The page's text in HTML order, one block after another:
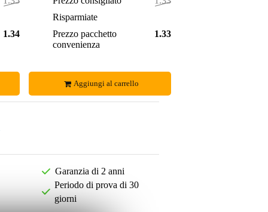
1.347,00 €
Risparmiate
Prezzo pacchetto
convenienza
1.332,00 €
Aggiungi al carrello
Garanzia di 2 anni
Periodo di prova di 30
giorni